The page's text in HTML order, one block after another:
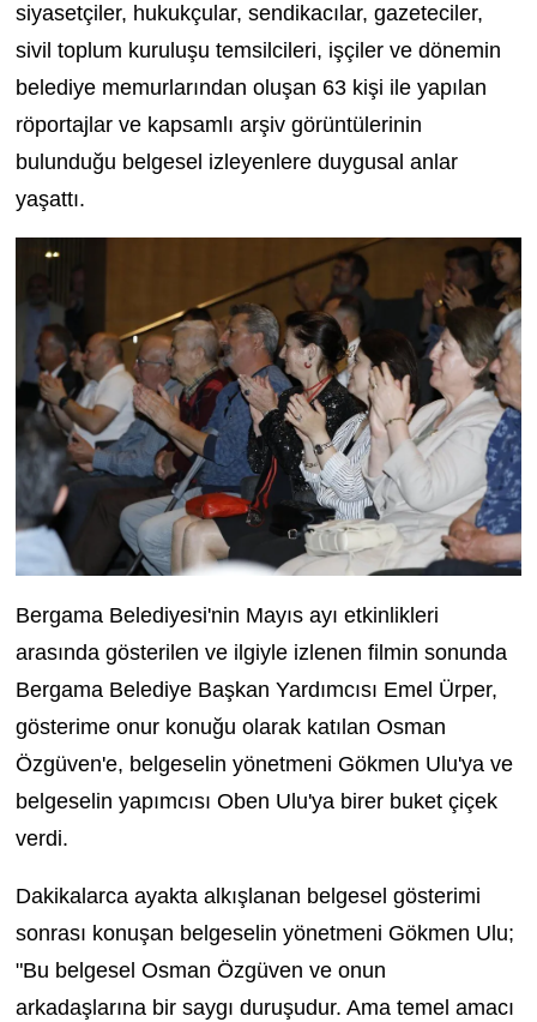
siyasetçiler, hukukçular, sendikacılar, gazeteciler,
sivil toplum kuruluşu temsilcileri, işçiler ve dönemin
belediye memurlarından oluşan 63 kişi ile yapılan
röportajlar ve kapsamlı arşiv görüntülerinin
bulunduğu belgesel izleyenlere duygusal anlar
yaşattı.
Bergama Belediyesi'nin Mayıs ayı etkinlikleri
arasında gösterilen ve ilgiyle izlenen filmin sonunda
Bergama Belediye Başkan Yardımcısı Emel Ürper,
gösterime onur konuğu olarak katılan Osman
Özgüven'e, belgeselin yönetmeni Gökmen Ulu'ya ve
belgeselin yapımcısı Oben Ulu'ya birer buket çiçek
verdi.
Dakikalarca ayakta alkışlanan belgesel gösterimi
sonrası konuşan belgeselin yönetmeni Gökmen Ulu;
"Bu belgesel Osman Özgüven ve onun
arkadaşlarına bir saygı duruşudur. Ama temel amacı